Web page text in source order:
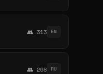
👥 313 EN
👥 268 RU